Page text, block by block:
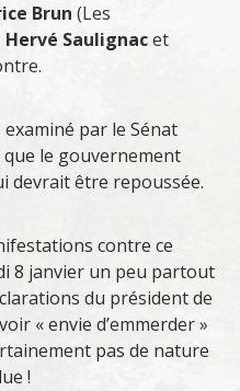
Brun (Les
Hervé Saulignacet
par le Sénat
le gouvernement
devrait être repoussée.
contre ce
8 janvier un peu partout
du président de
« envie d’emmerder »
pas de nature
!